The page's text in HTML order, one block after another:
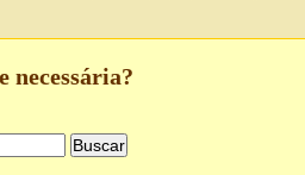
necessária?